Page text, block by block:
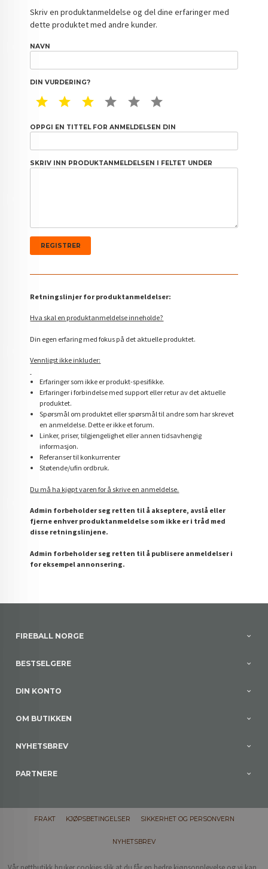
Skriv en produktanmeldelse og del dine erfaringer med
dette produktet med andre kunder.
NAVN
DIN VURDERING?
1 STAR2 STAR3 STAR4 STAR5 STAR
OPPGI EN TITTEL FOR ANMELDELSEN DIN
SKRIV INN PRODUKTANMELDELSEN I FELTET UNDER
Retningslinjer for produktanmeldelser:
Hva skal en produktanmeldelse inneholde?
Din egen erfaring med fokus på det aktuelle produktet.
Vennligst ikke inkluder:
Erfaringer som ikke er produkt-spesifikke.
Erfaringer i forbindelse med support eller retur av det aktuelle
produktet.
Spørsmål om produktet eller spørsmål til andre som har skrevet
en anmeldelse. Dette er ikke et forum.
Linker, priser, tilgjengelighet eller annen tidsavhengig
informasjon.
Referanser til konkurrenter
Støtende/ufin ordbruk.
Du må ha kjøpt varen for å skrive en anmeldelse.
Admin forbeholder seg retten til å akseptere, avslå eller
fjerne enhver produktanmeldelse som ikke er i tråd med
disse retningslinjene.
Admin forbeholder seg retten til å publisere anmeldelser i
for eksempel annonsering.
FIREBALL NORGE
BESTSELGERE
DIN KONTO
OM BUTIKKEN
NYHETSBREV
PARTNERE
FRAKT KJØPSBETINGELSER SIKKERHET OG PERSONVERN
NYHETSBREV